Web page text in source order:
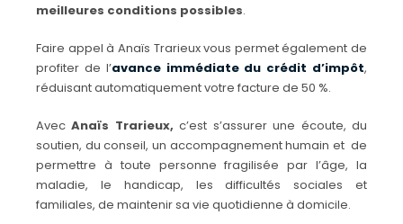
meilleures conditions possibles.
Faire appel à Anaïs Trarieux vous permet également de
profiter de l’avance immédiate du crédit d’impôt,
réduisant automatiquement votre facture de 50 %.
AvecAnaïs Trarieux, c’est s’assurer une écoute, du
soutien, du conseil, un accompagnement humain et de
permettre à toute personne fragilisée par l’âge, la
maladie, le handicap, les difficultés sociales et
familiales, de maintenir sa vie quotidienne à domicile.